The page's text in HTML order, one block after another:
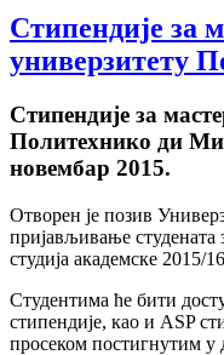
Стипендије за
универзитету
Стипендије за
Политехнико ди
новембар 2015.
Отворен је позив
пријављивање студената
студија академске 2015/
Студентима ће бити
стипендије, као и ASP
просеком постигнутим